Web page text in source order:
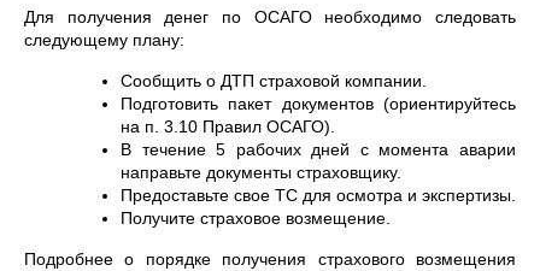
Для получения денег по ОСАГО необходимо следовать
следующему плану:
Сообщить о ДТП страховой компании.
Подготовить пакет документов (ориентируйтесь
на п. 3.10 Правил ОСАГО).
В течение 5 рабочих дней с момента аварии
направьте документы страховщику.
Предоставьте свое ТС для осмотра и экспертизы.
Получите страховое возмещение.
Подробнее о порядке получения страхового возмещения